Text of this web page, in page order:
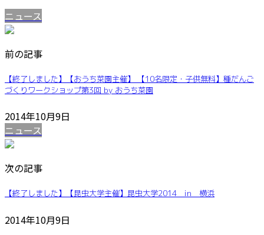
ニュース
前の記事
【終了しました】【おうち菜園主催】 【10名限定・子供無料】種だんご
づくりワークショップ第3回 by おうち菜園
2014年10月9日
ニュース
次の記事
【終了しました】【昆虫大学主催】昆虫大学2014 in 横浜
2014年10月9日